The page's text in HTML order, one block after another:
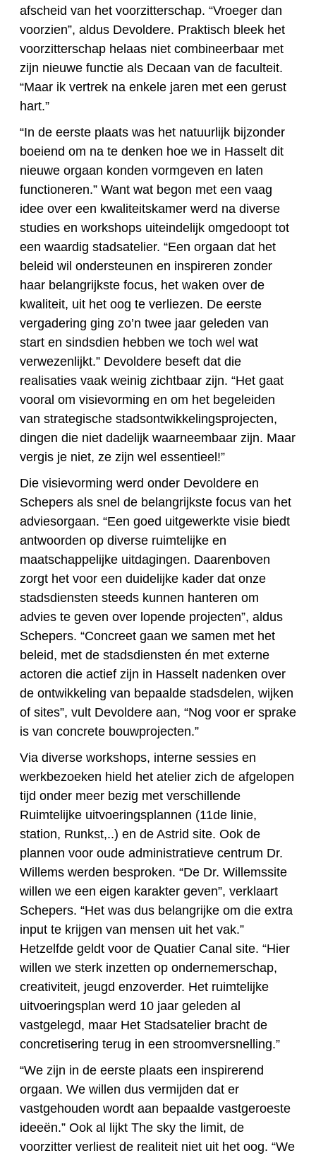
afscheid van het voorzitterschap. “Vroeger dan
voorzien”, aldus Devoldere. Praktisch bleek het
voorzitterschap helaas niet combineerbaar met
zijn nieuwe functie als Decaan van de faculteit.
“Maar ik vertrek na enkele jaren met een gerust
hart.”
“In de eerste plaats was het natuurlijk bijzonder
boeiend om na te denken hoe we in Hasselt dit
nieuwe orgaan konden vormgeven en laten
functioneren.” Want wat begon met een vaag
idee over een kwaliteitskamer werd na diverse
studies en workshops uiteindelijk omgedoopt tot
een waardig stadsatelier. “Een orgaan dat het
beleid wil ondersteunen en inspireren zonder
haar belangrijkste focus, het waken over de
kwaliteit, uit het oog te verliezen. De eerste
vergadering ging zo’n twee jaar geleden van
start en sindsdien hebben we toch wel wat
verwezenlijkt.” Devoldere beseft dat die
realisaties vaak weinig zichtbaar zijn. “Het gaat
vooral om visievorming en om het begeleiden
van strategische stadsontwikkelingsprojecten,
dingen die niet dadelijk waarneembaar zijn. Maar
vergis je niet, ze zijn wel essentieel!”
Die visievorming werd onder Devoldere en
Schepers als snel de belangrijkste focus van het
adviesorgaan. “Een goed uitgewerkte visie biedt
antwoorden op diverse ruimtelijke en
maatschappelijke uitdagingen. Daarenboven
zorgt het voor een duidelijke kader dat onze
stadsdiensten steeds kunnen hanteren om
advies te geven over lopende projecten”, aldus
Schepers. “Concreet gaan we samen met het
beleid, met de stadsdiensten én met externe
actoren die actief zijn in Hasselt nadenken over
de ontwikkeling van bepaalde stadsdelen, wijken
of sites”, vult Devoldere aan, “Nog voor er sprake
is van concrete bouwprojecten.”
Via diverse workshops, interne sessies en
werkbezoeken hield het atelier zich de afgelopen
tijd onder meer bezig met verschillende
Ruimtelijke uitvoeringsplannen (11de linie,
station, Runkst,..) en de Astrid site. Ook de
plannen voor oude administratieve centrum Dr.
Willems werden besproken. “De Dr. Willemssite
willen we een eigen karakter geven”, verklaart
Schepers. “Het was dus belangrijke om die extra
input te krijgen van mensen uit het vak.”
Hetzelfde geldt voor de Quatier Canal site. “Hier
willen we sterk inzetten op ondernemerschap,
creativiteit, jeugd enzoverder. Het ruimtelijke
uitvoeringsplan werd 10 jaar geleden al
vastgelegd, maar Het Stadsatelier bracht de
concretisering terug in een stroomversnelling.”
“We zijn in de eerste plaats een inspirerend
orgaan. We willen dus vermijden dat er
vastgehouden wordt aan bepaalde vastgeroeste
ideeën.” Ook al lijkt The sky the limit, de
voorzitter verliest de realiteit niet uit het oog. “We